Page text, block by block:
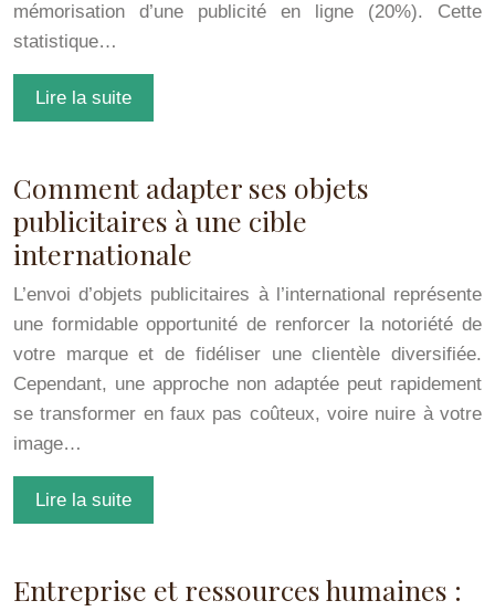
mémorisation d’une publicité en ligne (20%). Cette
statistique…
Lire la suite
Comment adapter ses objets
publicitaires à une cible
internationale
L’envoi d’objets publicitaires à l’international représente
une formidable opportunité de renforcer la notoriété de
votre marque et de fidéliser une clientèle diversifiée.
Cependant, une approche non adaptée peut rapidement
se transformer en faux pas coûteux, voire nuire à votre
image…
Lire la suite
Entreprise et ressources humaines :